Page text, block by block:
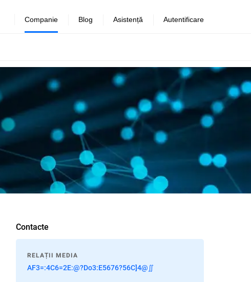
Companie Blog Asistență Autentificare
Contacte
RELAȚII MEDIA
AF3=:4C6=2E:@?Do3:E5676?56C]4@∬